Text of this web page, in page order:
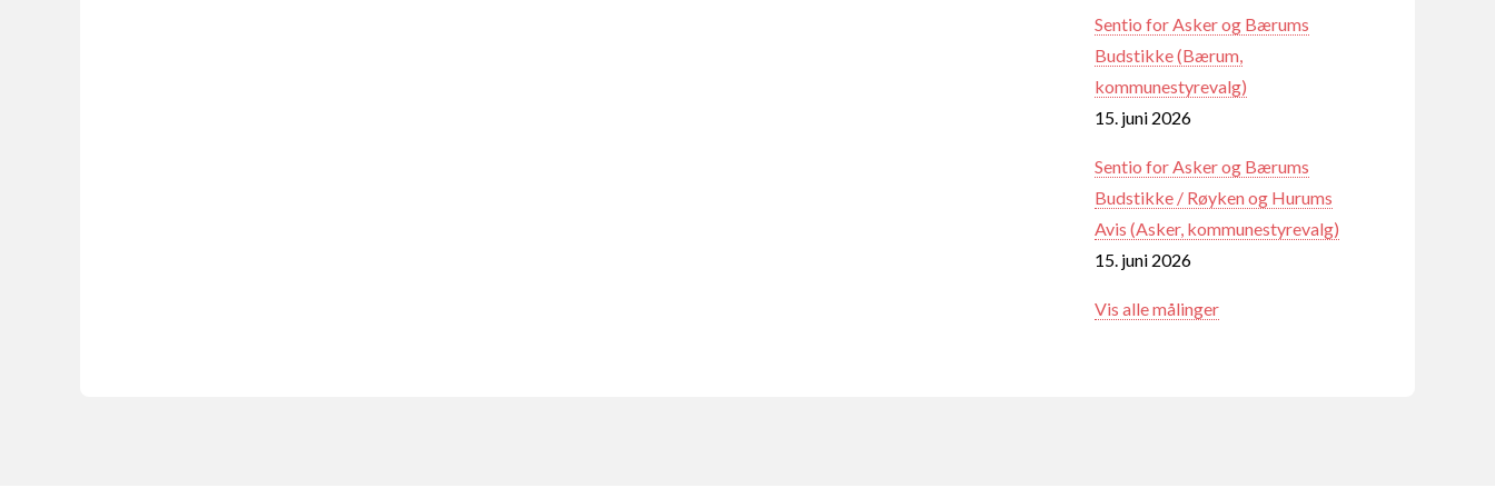
Sentio for Asker og Bærums
Budstikke (Bærum,
kommunestyrevalg)
15. juni 2026
Sentio for Asker og Bærums
Budstikke / Røyken og Hurums
Avis (Asker, kommunestyrevalg)
15. juni 2026
Vis alle målinger